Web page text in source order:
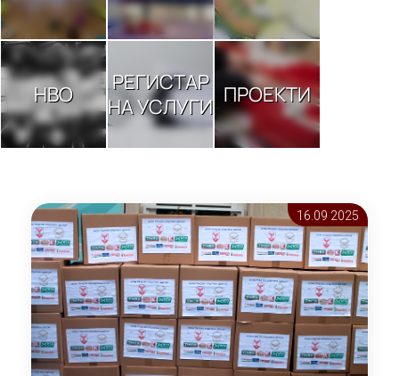
НВО
РЕГИСТАР
НА УСЛУГИ ПРОЕКТИ
16.09 2025